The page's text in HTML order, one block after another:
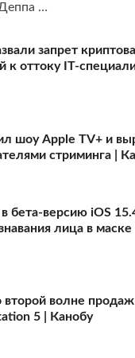
…
запрет
к оттоку IT-
шоу Apple TV+ и
стриминга |
бета-версию iOS
лица в маске |
второй волне продаж
5 | Канобу